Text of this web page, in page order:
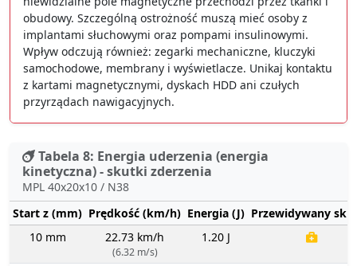
obudowy. Szczególną ostrożność muszą mieć osoby z
implantami słuchowymi oraz pompami insulinowymi.
Wpływ odczują również: zegarki mechaniczne, kluczyki
samochodowe, membrany i wyświetlacze. Unikaj kontaktu
z kartami magnetycznymi, dyskach HDD ani czułych
przyrządach nawigacyjnych.
Tabela 8: Energia uderzenia (energia
kinetyczna) - skutki zderzenia
MPL 40x20x10 / N38
Start z (mm) Prędkość (km/h) Energia (J) Przewidywany
10 mm
22.73 km/h
(6.32 m/s)
1.20 J